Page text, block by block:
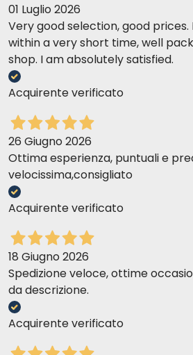
Najlepszy wybór nr 7 z
01 Luglio 2026
Very good selection, good
within a very short time, well
shop. I am absolutely satisfied.
Acquirente verificato
26 Giugno 2026
Ottima esperienza, puntuali e
velocissima,consigliato
Acquirente verificato
18 Giugno 2026
Spedizione veloce, ottime
da descrizione.
Acquirente verificato